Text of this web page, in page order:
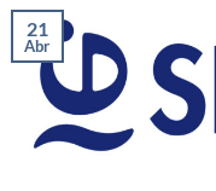
21
Abr